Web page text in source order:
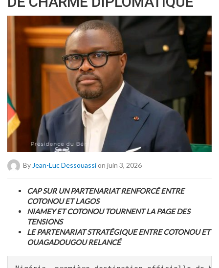
By Jean-Luc Dessouassion juin 3, 2026
CAP SUR UN PARTENARIAT RENFORCÉ ENTRE
COTONOU ET LAGOS
NIAMEY ET COTONOU TOURNENT LA PAGE DES
TENSIONS
LE PARTENARIAT STRATÉGIQUE ENTRE COTONOU ET
OUAGADOUGOU RELANCÉ